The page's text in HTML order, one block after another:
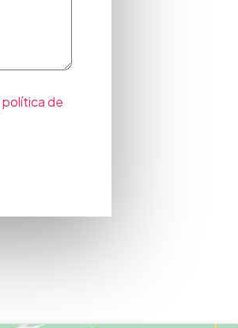
política de